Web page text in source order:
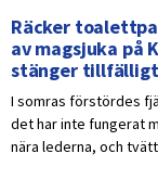
Räcker
av magsjuka på
stänger tillfälligt
I somras förstördes
det har inte fungerat
nära lederna, och